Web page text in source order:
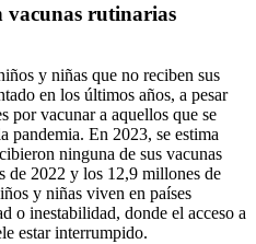
vacunas rutinarias
y niñas que no reciben sus
en los últimos años, a pesar
por vacunar a aquellos que se
pandemia. En 2023, se estima
ninguna de sus vacunas
de 2022 y los 12,9 millones de
y niñas viven en países
o inestabilidad, donde el acceso a
estar interrumpido.